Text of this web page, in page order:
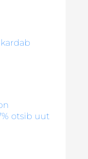
otsib uut